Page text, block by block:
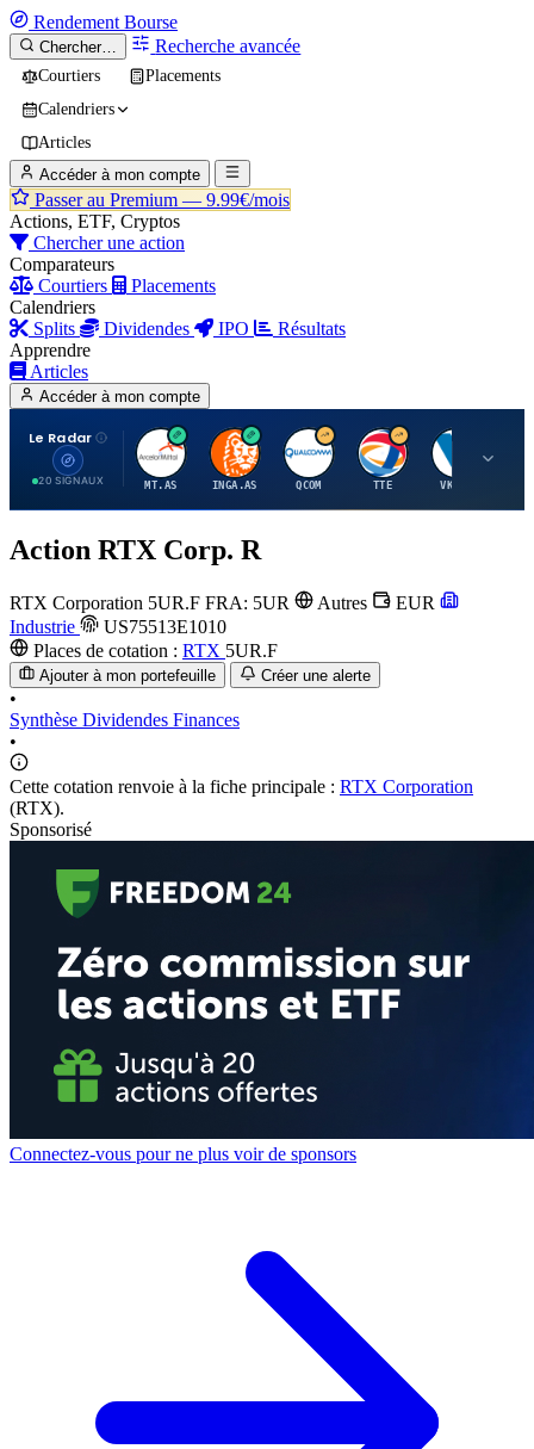
Rendement Bourse
Chercher… Recherche avancée
Courtiers
Placements
Calendriers
Articles
Accéder à mon compte
Passer au Premium — 9.99€/mois
Actions, ETF, Cryptos
Chercher une action
Comparateurs
Courtiers
Placements
Calendriers
Splits
Dividendes IPO
Résultats
Apprendre
Articles
Accéder à mon compte
Le Radar
20 SIGNAUX
A
MT.AS
I
INGA.AS
Q
QCOM
T
TTE VK.PA
Action RTX Corp. R
RTX Corporation 5UR.F FRA: 5UR Autres
EUR
Industrie
US75513E1010
Places de cotation : RTX 5UR.F
Ajouter à mon portefeuille Créer une alerte
•
Synthèse Dividendes Finances
•
Cette cotation renvoie à la fiche principale : RTX Corporation
(RTX).
Sponsorisé
Connectez-vous pour ne plus voir de sponsors